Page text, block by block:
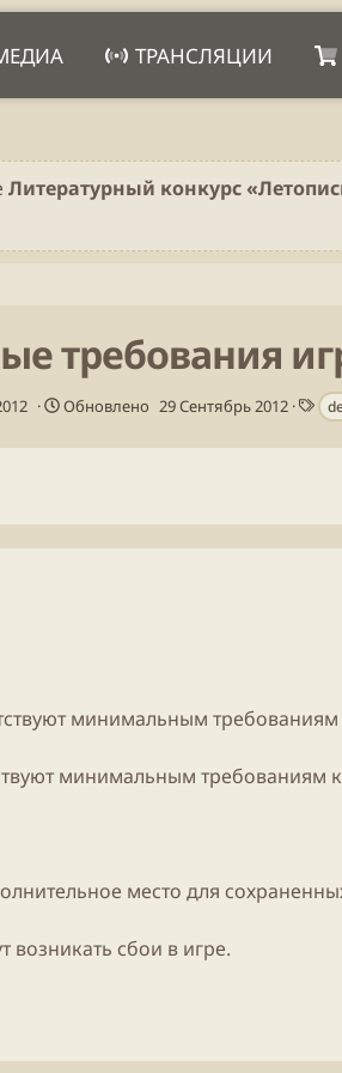
ТРАНСЛЯЦИИ
Литературный конкурс
требования
Обновлено 29 Сентябрь 2012
Т
е
г
минимальным требованиям
минимальным требованиям к
место для
возникать сбои в игре.